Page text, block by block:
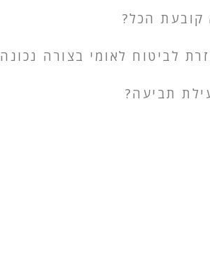
קובעת הכל?
לביטוח לאומי בצורה נכונה
תביעה?